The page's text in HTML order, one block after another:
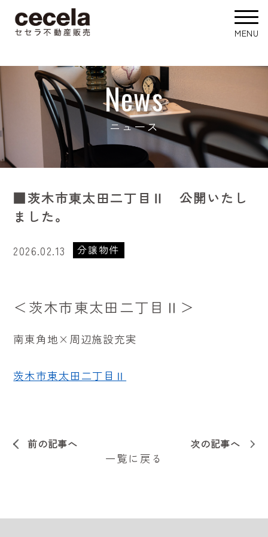
News
ニュース
■茨木市東太田二丁目Ⅱ 公開いたし
ました。
2026.02.13 分譲物件
＜ 茨木市東太田二丁目Ⅱ ＞
南東角地×周辺施設充実
茨木市東太田二丁目Ⅱ
前の記事へ 次の記事へ
一覧に戻る